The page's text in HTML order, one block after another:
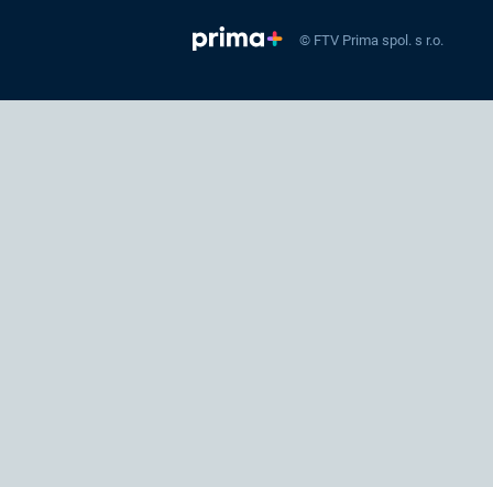
© FTV Prima spol. s r.o.